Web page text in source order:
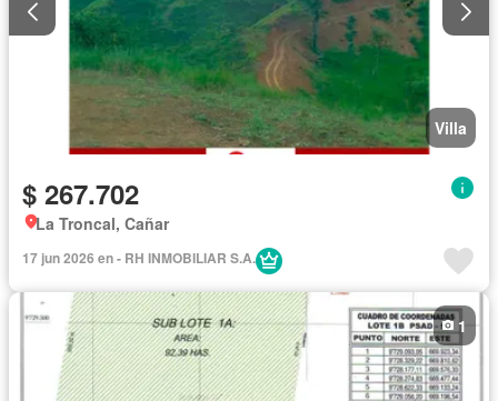
Villa
$ 267.702
La Troncal, Cañar
17 jun 2026 en - RH INMOBILIAR S.A.
1